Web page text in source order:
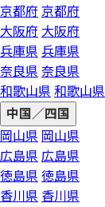
京都府 京都府
大阪府 大阪府
兵庫県 兵庫県
奈良県 奈良県
和歌山県 和歌山県
中国／四国
岡山県 岡山県
広島県 広島県
徳島県 徳島県
香川県 香川県